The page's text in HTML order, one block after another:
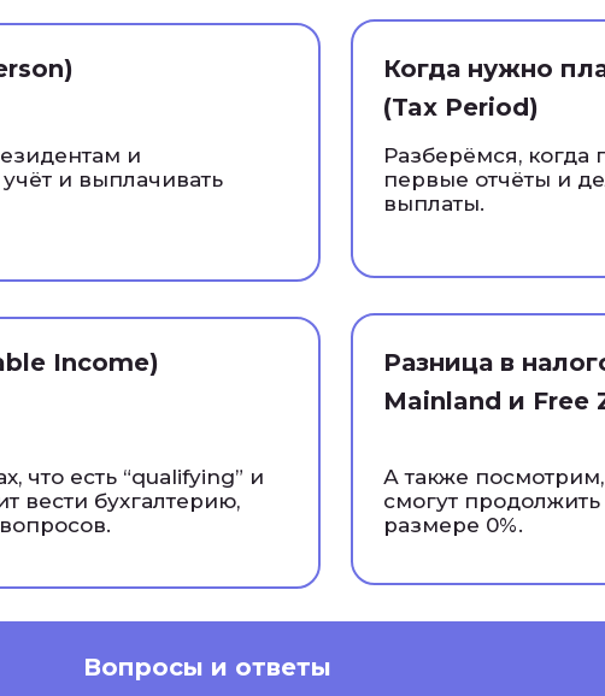
и
и выплачивать
Разберёмся, когда
первые отчёты и
выплаты.
Когда нужно
(Tax Period)
что есть “qualifying” и
вести бухгалтерию,
Income)
А также
смогут продолжить
размере 0%.
Разница в
Mainland и Free
Вопросы и ответы